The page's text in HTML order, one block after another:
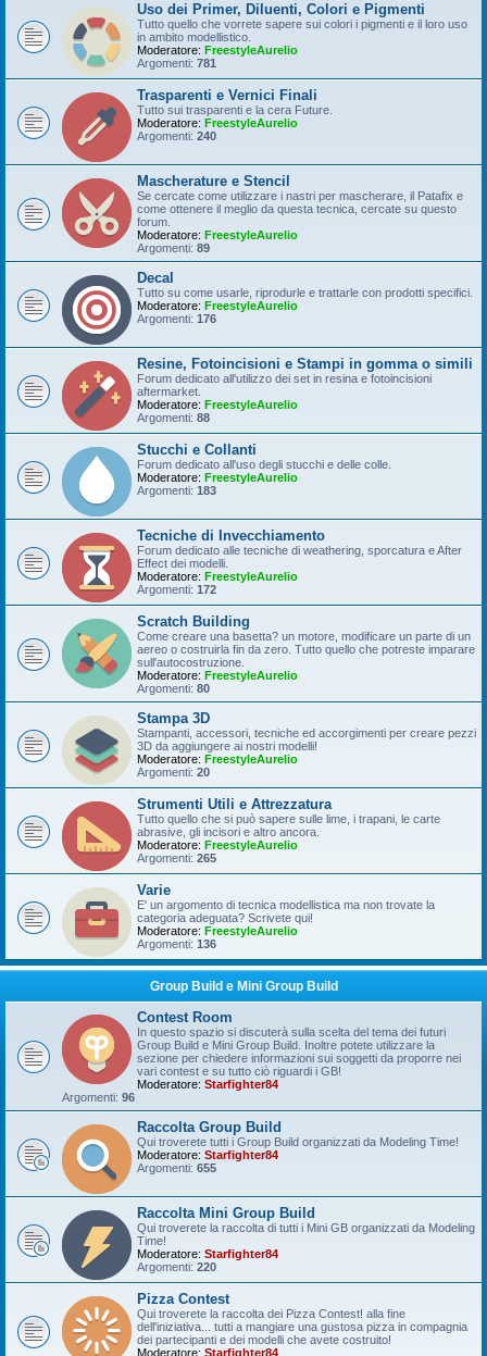
Uso dei Primer, Diluenti, Colori e Pigmenti
Tutto quello che vorrete sapere sui colori i pigmenti e il loro uso
in ambito modellistico.
Moderatore: FreestyleAurelio
Argomenti: 781
Trasparenti e Vernici Finali
Tutto sui trasparenti e la cera Future.
Moderatore: FreestyleAurelio
Argomenti: 240
Mascherature e Stencil
Se cercate come utilizzare i nastri per mascherare, il Patafix e
come ottenere il meglio da questa tecnica, cercate su questo
forum.
Moderatore: FreestyleAurelio
Argomenti: 89
Decal
Tutto su come usarle, riprodurle e trattarle con prodotti specifici.
Moderatore: FreestyleAurelio
Argomenti: 176
Resine, Fotoincisioni e Stampi in gomma o simili
Forum dedicato all'utilizzo dei set in resina e fotoincisioni
aftermarket.
Moderatore: FreestyleAurelio
Argomenti: 88
Stucchi e Collanti
Forum dedicato all'uso degli stucchi e delle colle.
Moderatore: FreestyleAurelio
Argomenti: 183
Tecniche di Invecchiamento
Forum dedicato alle tecniche di weathering, sporcatura e After
Effect dei modelli.
Moderatore: FreestyleAurelio
Argomenti: 172
Scratch Building
Come creare una basetta? un motore, modificare un parte di un
aereo o costruirla fin da zero. Tutto quello che potreste imparare
sull'autocostruzione.
Moderatore: FreestyleAurelio
Argomenti: 80
Stampa 3D
Stampanti, accessori, tecniche ed accorgimenti per creare pezzi
3D da aggiungere ai nostri modelli!
Moderatore: FreestyleAurelio
Argomenti: 20
Strumenti Utili e Attrezzatura
Tutto quello che si può sapere sulle lime, i trapani, le carte
abrasive, gli incisori e altro ancora.
Moderatore: FreestyleAurelio
Argomenti: 265
Varie
E' un argomento di tecnica modellistica ma non trovate la
categoria adeguata? Scrivete qui!
Moderatore: FreestyleAurelio
Argomenti: 136
Group Build e Mini Group Build
Contest Room
In questo spazio si discuterà sulla scelta del tema dei futuri
Group Build e Mini Group Build. Inoltre potete utilizzare la
sezione per chiedere informazioni sui soggetti da proporre nei
vari contest e su tutto ciò riguardi i GB!
Moderatore: Starfighter84
Argomenti: 96
Raccolta Group Build
Qui troverete tutti i Group Build organizzati da Modeling Time!
Moderatore: Starfighter84
Argomenti: 655
Raccolta Mini Group Build
Qui troverete la raccolta di tutti i Mini GB organizzati da Modeling
Time!
Moderatore: Starfighter84
Argomenti: 220
Pizza Contest
Qui troverete la raccolta dei Pizza Contest! alla fine
dell'iniziativa... tutti a mangiare una gustosa pizza in compagnia
dei partecipanti e dei modelli che avete costruito!
Moderatore: Starfighter84